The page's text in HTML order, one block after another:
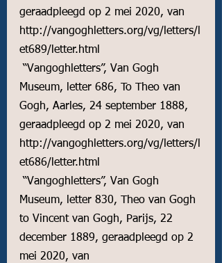
geraadpleegd op 2 mei 2020, van
http://vangoghletters.org/vg/letters/l
et689/letter.html
Museum, letter 686, To Theo van
Gogh, Aarles, 24 september 1888,
geraadpleegd op 2 mei 2020, van
http://vangoghletters.org/vg/letters/l
et686/letter.html
Museum, letter 830, Theo van Gogh
to Vincent van Gogh, Parijs, 22
december 1889, geraadpleegd op 2
mei 2020, van